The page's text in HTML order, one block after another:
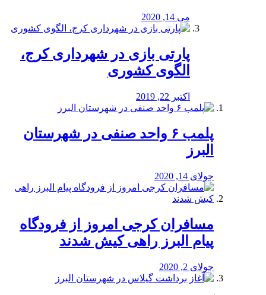
می 14, 2020
پارتی بازی در شهرداری کرج،
الگوی کشوری
اکتبر 22, 2019
پلمب ۶ واحد صنفی در شهرستان
البرز
جولای 14, 2020
مسافران کرجی امروز از فرودگاه
پیام البرز راهی کیش شدند
جولای 2, 2020